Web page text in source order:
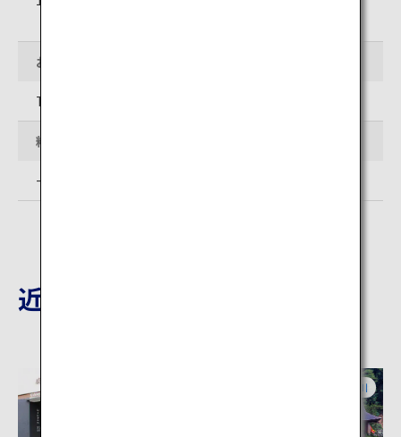
お問い合わせ先
TEL: 0467-22-0703
料金
一般、 中・高校生：300 円、小学生：150 円
近隣の観光地
神奈川